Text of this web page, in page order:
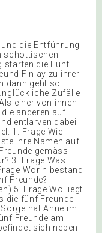
die Entführung
schottischen
starten die Fünf
Finlay zu ihrer
dann geht so
Zufälle
einer von ihnen
anderen auf
entlarven dabei
1. Frage Wie
ihre Namen auf!
gemäss
3. Frage Was
Worin bestand
Freunde?
5. Frage Wo liegt
die fünf Freunde
hat Anne im
Freunde am
sich neben